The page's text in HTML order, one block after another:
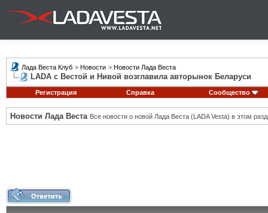
Лада Веста Клуб > Новости > Новости Лада Веста
LADA с Вестой и Нивой возглавила авторынок Беларуси
Регистрация Справка Сообщество
Новости Лада Веста Все новости о новой Лада Веста (LADA Vesta) в этом